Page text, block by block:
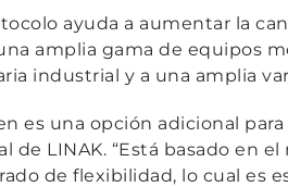
ayuda a aumentar la
amplia gama de equipos
industrial y a una amplia
es una opción adicional
de LINAK. “Está basado en
de flexibilidad, lo cual es